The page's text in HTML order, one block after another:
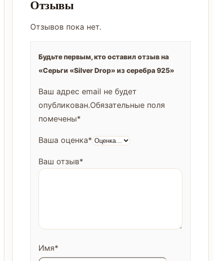
Отзывы
Отзывов пока нет.
Будьте первым, кто оставил отзыв на
«Серьги «Silver Drop» из серебра 925»
Ваш адрес email не будет
опубликован.Обязательные поля
помечены*
Ваша оценка*
Ваш отзыв*
Имя*